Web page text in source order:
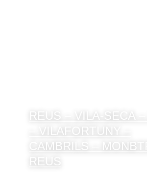
REUS – VILA-SECA –
– VILAFORTUNY –
CAMBRILS –
REUS